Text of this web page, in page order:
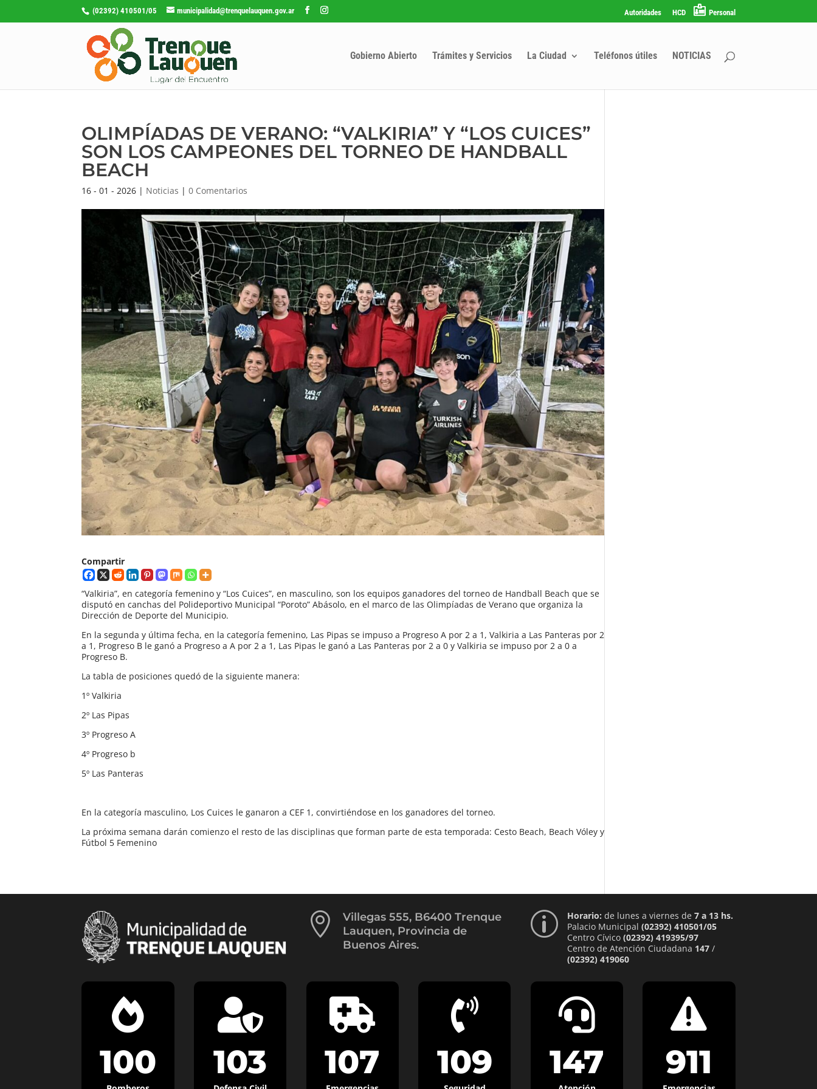
(02392) 410501/05 municipalidad@trenquelauquen.gov.ar Autoridades HCD Personal
Gobierno Abierto Trámites y Servicios La Ciudad Teléfonos útiles NOTICIAS
OLIMPÍADAS DE VERANO: “VALKIRIA” Y “LOS CUICES”
SON LOS CAMPEONES DEL TORNEO DE HANDBALL
BEACH
16 - 01 - 2026 | Noticias |0 Comentarios
Compartir
“Valkiria”, en categoría femenino y “Los Cuices”, en masculino, son los equipos ganadores del torneo de Handball Beach que se
disputó en canchas del Polideportivo Municipal “Poroto” Abásolo, en el marco de las Olimpíadas de Verano que organiza la
Dirección de Deporte del Municipio.
En la segunda y última fecha, en la categoría femenino, Las Pipas se impuso a Progreso A por 2 a 1, Valkiria a Las Panteras por 2
a 1, Progreso B le ganó a Progreso a A por 2 a 1, Las Pipas le ganó a Las Panteras por 2 a 0 y Valkiria se impuso por 2 a 0 a
Progreso B.
La tabla de posiciones quedó de la siguiente manera:
1º Valkiria
2º Las Pipas
3º Progreso A
4º Progreso b
5º Las Panteras
En la categoría masculino, Los Cuices le ganaron a CEF 1, convirtiéndose en los ganadores del torneo.
La próxima semana darán comienzo el resto de las disciplinas que forman parte de esta temporada: Cesto Beach, Beach Vóley y
Fútbol 5 Femenino

Villegas 555, B6400 Trenque
Lauquen, Provincia de
Buenos Aires.
p Horario: de lunes a viernes de 7 a 13 hs.
Palacio Municipal (02392) 410501/05
Centro Cívico (02392) 419395/97
Centro de Atención Ciudadana 147/
(02392) 419060

100

103

107

109

147

911